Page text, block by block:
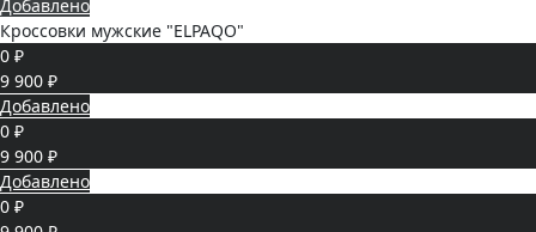
Добавлено
Кроссовки мужские "ELPAQO"
0 ₽
9 900 ₽
Добавлено
0 ₽
9 900 ₽
Добавлено
0 ₽